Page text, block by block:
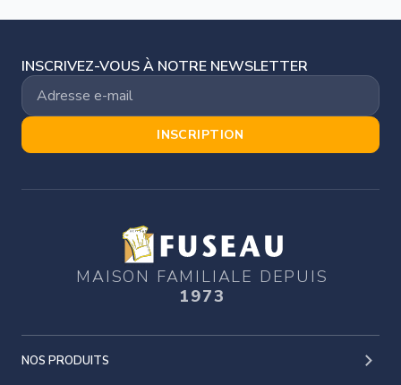
INSCRIVEZ-VOUS À NOTRE NEWSLETTER
INSCRIPTION
MAISON FAMILIALE DEPUIS
1973
NOS PRODUITS